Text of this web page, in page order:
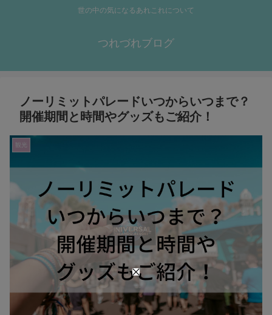
世の中の気になるあれこれについて
つれづれブログ
ノーリミットパレードいつからいつまで？
開催期間と時間やグッズもご紹介！
観光